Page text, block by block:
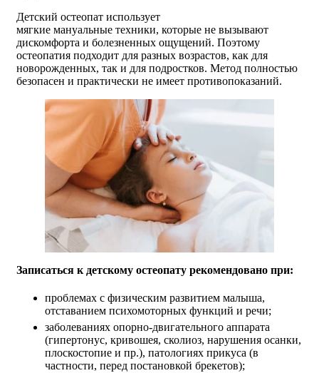
Детский остеопат использует
мягкие мануальные техники, которые не вызывают
дискомфорта и болезненных ощущений. Поэтому
остеопатия подходит для разных возрастов, как для
новорожденных, так и для подростков. Метод полностью
безопасен и практически не имеет противопоказаний.
Записаться к детскому остеопату рекомендовано при:
проблемах с физическим развитием малыша,
отставанием психомоторных функций и речи;
заболеваниях опорно-двигательного аппарата
(гипертонус, кривошея, сколиоз, нарушения осанки,
плоскостопие и пр.), патологиях прикуса (в
частности, перед постановкой брекетов);